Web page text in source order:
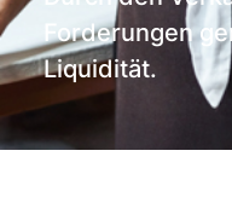
Forderungen
Liquidität.